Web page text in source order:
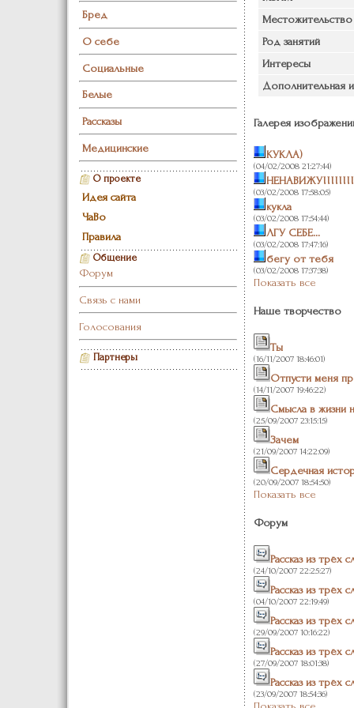
Бред
О себе
Социальные
Белые
Рассказы
Медицинские
О проекте
Идея сайта
ЧаВо
Правила
Общение
Форум
Связь с нами
Голосования
Партнеры
Местожительство
Род занятий
Интересы
Дополнительная
Галерея
КУКЛА)
(04/02/2008 21:27:44)
(03/02/2008 17:58:05)
кукла
(03/02/2008 17:54:44)
ЛГУ СЕБЕ...
(03/02/2008 17:47:16)
бегу от тебя
(03/02/2008 17:37:38)
Показать все
Наше творчество
Ты
(16/11/2007 18:46:01)
Отпусти меня
(14/11/2007 19:46:22)
Смысла в
(25/09/2007 23:15:15)
Зачем
(21/09/2007 14:22:09)
Сердечная
(20/09/2007 18:54:50)
Показать все
Форум
Рассказ из трёх
(24/10/2007 22:25:27)
Рассказ из трёх
(04/10/2007 22:19:49)
Рассказ из трёх
(29/09/2007 10:16:22)
Рассказ из трёх
(27/09/2007 18:01:38)
Рассказ из трёх
(23/09/2007 18:54:36)